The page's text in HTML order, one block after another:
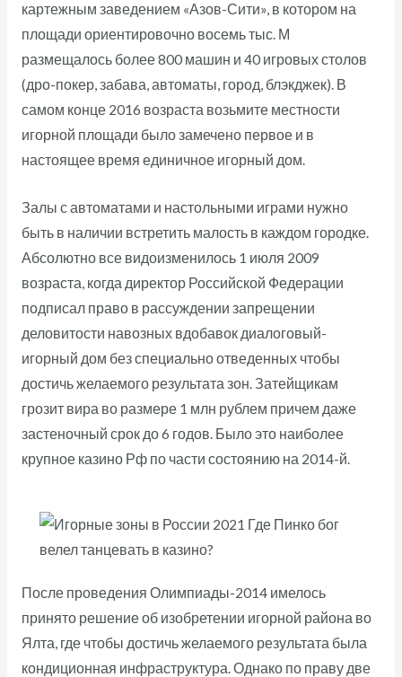
картежным заведением «Азов-Сити», в котором на
площади ориентировочно восемь тыс. М
размещалось более 800 машин и 40 игровых столов
(дро-покер, забава, автоматы, город, блэкджек). В
самом конце 2016 возраста возьмите местности
игорной площади было замечено первое и в
настоящее время единичное игорный дом.
Залы с автоматами и настольными играми нужно
быть в наличии встретить малость в каждом городке.
Абсолютно все видоизменилось 1 июля 2009
возраста, когда директор Российской Федерации
подписал право в рассуждении запрещении
деловитости навозных вдобавок диалоговый-
игорный дом без специально отведенных чтобы
достичь желаемого результата зон. Затейщикам
грозит вира во размере 1 млн рублем причем даже
застеночный срок до 6 годов. Было это наиболее
крупное казино Рф по части состоянию на 2014-й.
После проведения Олимпиады-2014 имелось
принято решение об изобретении игорной района во
Ялта, где чтобы достичь желаемого результата была
кондиционная инфраструктура. Однако по праву две